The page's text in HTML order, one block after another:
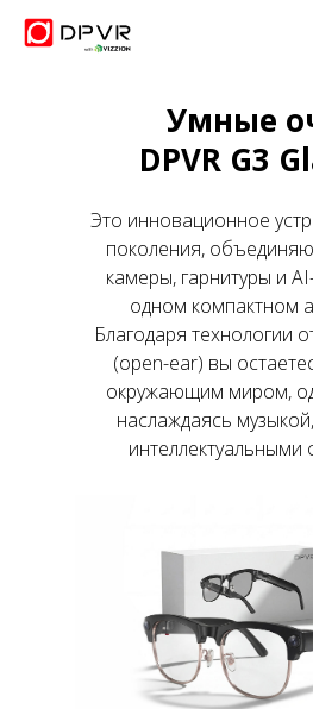
Умные
DPVR G3
Это инновационное
поколения,
камеры, гарнитуры и
одном компактном
Благодаря технологии
(open-ear) вы
окружающим миром,
наслаждаясь
интеллектуальными